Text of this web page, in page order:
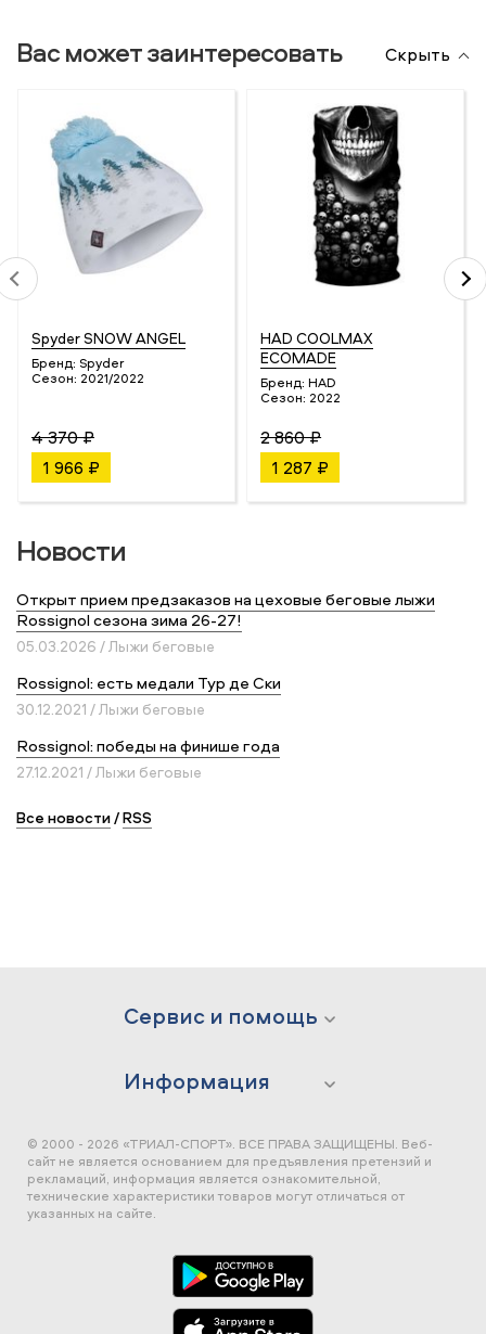
Вас может заинтересовать Скрыть
Spyder SNOW ANGEL
Бренд: Spyder
Сезон: 2021/2022
4 370 ₽
1 966 ₽
HAD COOLMAX
ECOMADE
Бренд: HAD
Сезон: 2022
2 860 ₽
1 287 ₽
Новости
Открыт прием предзаказов на цеховые беговые лыжи
Rossignol сезона зима 26-27!
05.03.2026 / Лыжи беговые
Rossignol: есть медали Тур де Ски
30.12.2021 / Лыжи беговые
Rossignol: победы на финише года
27.12.2021 / Лыжи беговые
Все новости/RSS
Сервис и помощь
Информация
© 2000 - 2026 «ТРИАЛ-СПОРТ». ВСЕ ПРАВА ЗАЩИЩЕНЫ. Веб-
сайт не является основанием для предъявления претензий и
рекламаций, информация является ознакомительной,
технические характеристики товаров могут отличаться от
указанных на сайте.